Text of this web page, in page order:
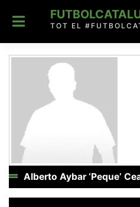
content
TOT EL
Alberto Aybar ‘Peque’